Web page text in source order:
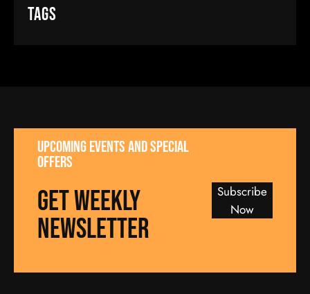
Tags
UPCOMING EVENTS AND SPECIAL
OFFERS
GET WEEKLY
NEWSLETTER
Subscribe
Now